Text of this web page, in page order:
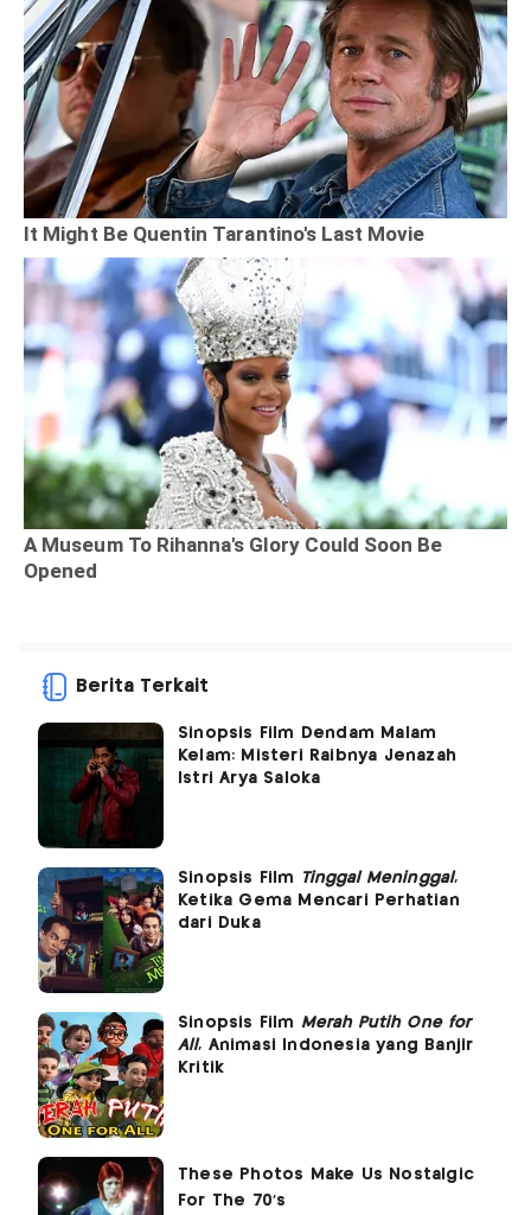
Berita Terkait
Sinopsis Film Dendam Malam
Kelam: Misteri Raibnya Jenazah
Istri Arya Saloka
Sinopsis Film Tinggal Meninggal,
Ketika Gema Mencari Perhatian
dari Duka
Sinopsis Film Merah Putih One for
All, Animasi Indonesia yang Banjir
Kritik